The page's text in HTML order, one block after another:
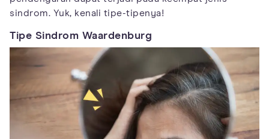
sindrom. Yuk, kenali tipe-tipenya!
Tipe Sindrom Waardenburg